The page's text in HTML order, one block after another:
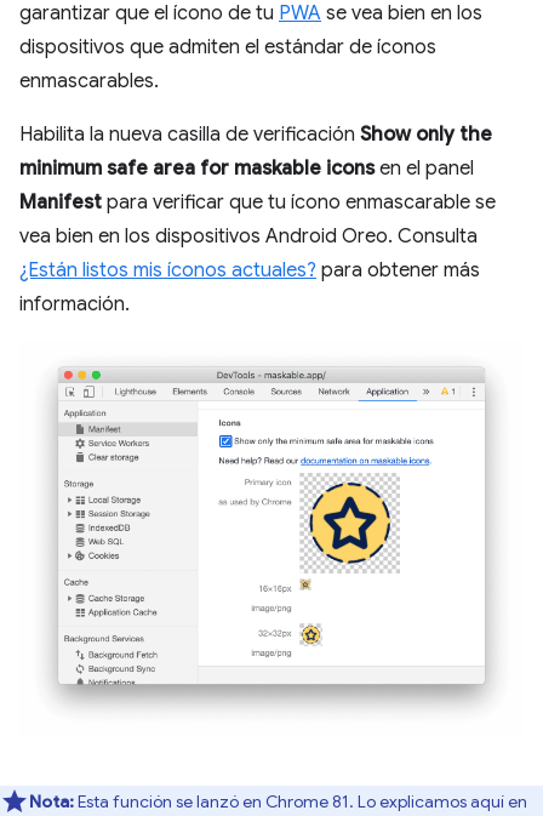
garantizar que el ícono de tu PWA se vea bien en los
dispositivos que admiten el estándar de íconos
enmascarables.
Habilita la nueva casilla de verificación Show only the
minimum safe area for maskable iconsen el panel
Manifest para verificar que tu ícono enmascarable se
vea bien en los dispositivos Android Oreo. Consulta
¿Están listos mis íconos actuales? para obtener más
información.
Nota:Esta función se lanzó en Chrome 81. Lo explicamos aquí en